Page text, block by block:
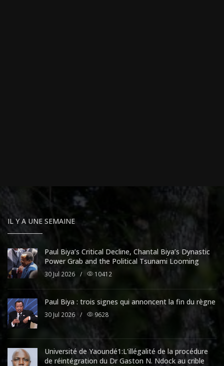
IL Y A UNE SEMAINE
Paul Biya’s Critical Decline, Chantal Biya’s Dynastic
Power Grab and the Political Tsunami Looming
30 Jul 2026 / 10412
Paul Biya : trois signes qui annoncent la fin du règne
30 Jul 2026 / 9628
Université de Yaoundé1:L'illégalité de la procédure
de réintégration du Dr Gaston N. Ndock au crible